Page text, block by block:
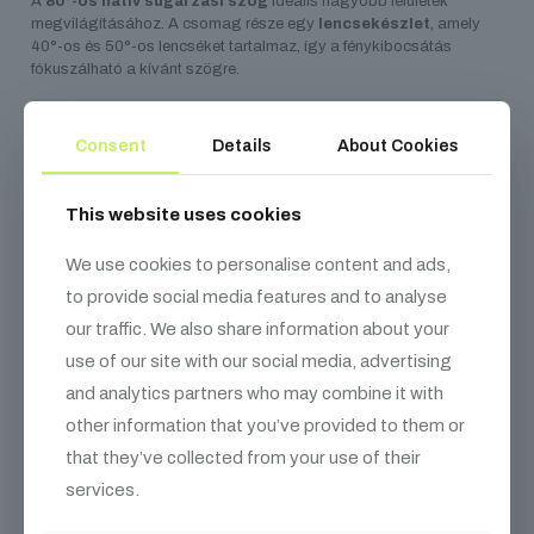
megvilágításához. A csomag része egy lencsekészlet, amely
40°-os és 50°-os lencséket tartalmaz, így a fénykibocsátás
fókuszálható a kívánt szögre.
Rugalmasság installációban
telepítést is támogat, míg a zárható Powercon In/Out
fényterelő ésOmega Bracket, amely lehetővé teszi a függesztett
világítási megoldásokat.
Miért válaszd a COB Cannon
LP200STX-et?
Erőteljes, egyenletes RGBAL fénykibocsátás
Széles sugárzási szög és választható optika
Consent Details About Cookies
This website uses cookies
We use cookies to personalise content and ads,
to provide social media features and to analyse
our traffic. We also share information about your
use of our site with our social media, advertising
and analytics partners who may combine it with
other information that you’ve provided to them or
that they’ve collected from your use of their
services.